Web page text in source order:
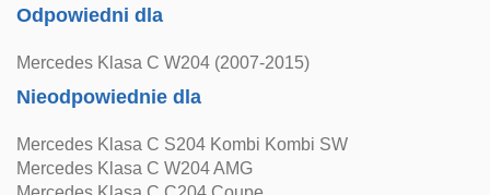
Odpowiedni dla
Mercedes Klasa C W204 (2007-2015)
Nieodpowiednie dla
Mercedes Klasa C S204 Kombi Kombi SW
Mercedes Klasa C W204 AMG